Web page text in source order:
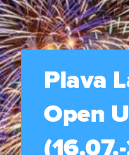
Plava
Open